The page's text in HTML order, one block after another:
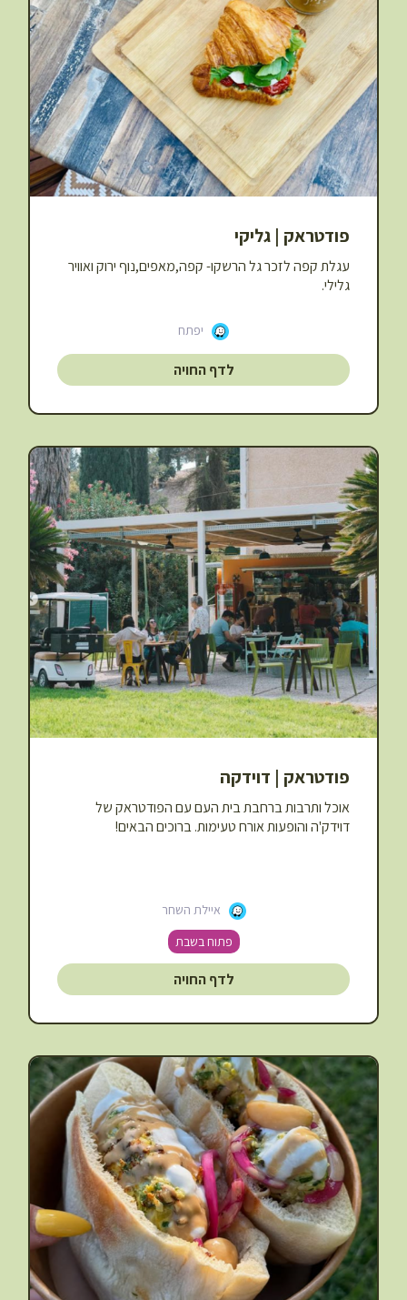
פודטראק | גליקי
עגלת קפה לזכר גל הרשקו- קפה,מאפים,נוף ירוק ואוויר
גלילי.
יפתח
לדף החויה
פודטראק | דוידקה
אוכל ותרבות ברחבת בית העם עם הפודטראק של
דוידק'ה והופעות אורח טעימות. ברוכים הבאים!
איילת השחר
פתוח בשבת
לדף החויה